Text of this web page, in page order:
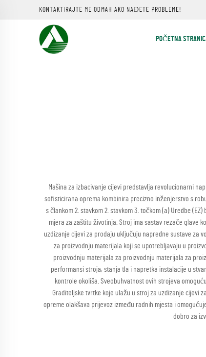
KONTAKTIRAJTE ME ODMAH AKO NAĐETE PROBLEME!
POČETNA
Mašina za izbacivanje cijevi predstavlja revolucionarni
sofisticirana oprema kombinira precizno inženjerstvo s
s člankom 2. stavkom 2. stavkom 3. točkom (a) Uredbe
mjera za zaštitu životinja. Stroj ima sastav rezače glave
uzdizanje cijevi za prodaju uključuju napredne sustave za
za proizvodnju materijala koji se upotrebljavaju u
proizvodnju materijala za proizvodnju materijala za
performansi stroja, stanja tla i napretka instalacije u
kontrole okoliša. Sveobuhvatnost ovih strojeva
Graditeljske tvrtke koje ulažu u stroj za uzdizanje cijevi
opreme olakšava prijevoz između radnih mjesta i
dobro za